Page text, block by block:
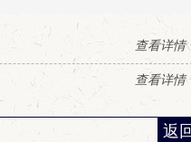
查看详情
查看详情
返